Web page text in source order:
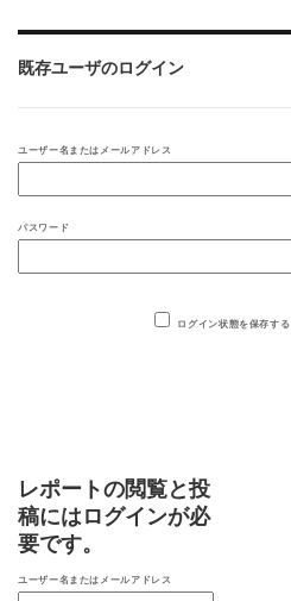
既存ユーザのログイン
ユーザー名またはメールアドレス
パスワード
ログイン状態を保存する
レポートの閲覧と投
稿にはログインが必
要です。
ユーザー名またはメールアドレス